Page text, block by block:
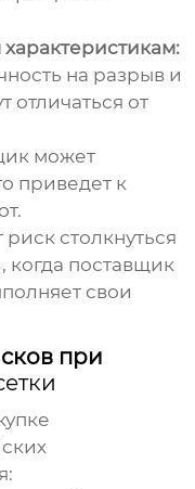
на разрыв и
отличаться от
может
приведет к
риск столкнуться
поставщик
свои
при